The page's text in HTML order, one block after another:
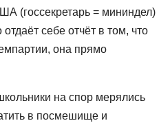
(госсекретарь = мининдел)
себе отчёт в том, что
она прямо
на спор мерялись
в посмешище и